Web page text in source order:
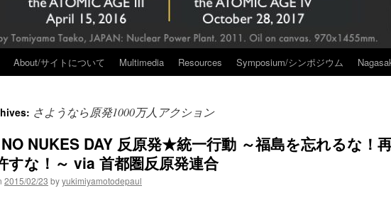
About/サイトについて Multimedia Resources Symposium/シンポジウム
さようなら原発1000万人アクション
NUKES DAY 反原発★統一行動 ～福島を忘れるな！
すな！～ via 首都圏反原発連合
2015/02/23 byyukimiyamotodepaul